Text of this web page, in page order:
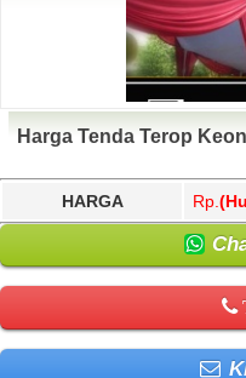
Harga Tenda Terop
HARGA Rp.